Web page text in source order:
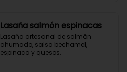
Lasaña salmón espinacas
Lasaña artesanal de salmón
ahumado, salsa bechamel,
espinaca y quesos.